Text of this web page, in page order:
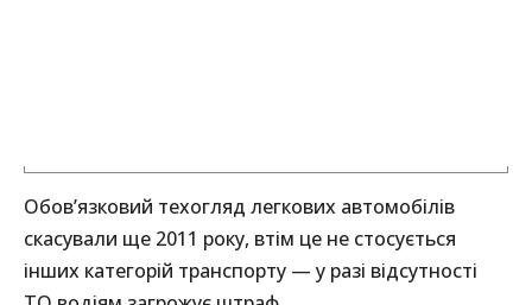
Обов’язковий техогляд легкових автомобілів
скасували ще 2011 року, втім це не стосується
інших категорій транспорту — у разі відсутності